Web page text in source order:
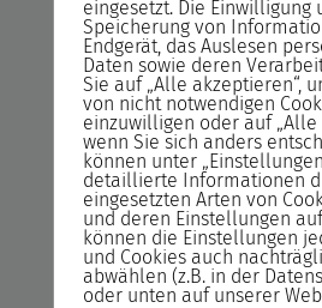
Themen für
Nach Absolvieren dieser
Teilnehmer in der Lage die
thematisierten Funktionen
sie dann zielgerichtet im
einzusetzen.
Windows Server
Kompakt für
eingesetzt. Die Einwilligung
Speicherung von
Endgerät, das Auslesen
Daten sowie deren
Sie auf „Alle akzeptieren“,
von nicht notwendigen
einzuwilligen oder auf „Alle
wenn Sie sich anders
können unter
detaillierte Informationen
eingesetzten Arten von
und deren Einstellungen
können die Einstellungen
und Cookies auch
abwählen (z.B. in der
oder unten auf unserer